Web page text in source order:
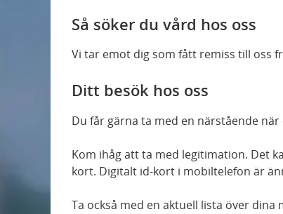
Så söker du vård hos oss
Vi tar emot dig som fått remiss till oss
Ditt besök hos oss
Du får gärna ta med en närstående när
Kom ihåg att ta med legitimation. Det
kort. Digitalt id-kort i mobiltelefon är
Ta också med en aktuell lista över dina